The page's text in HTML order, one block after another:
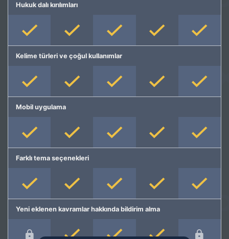
Hukuk dalı kırılımları
Kelime türleri ve çoğul kullanımlar
Mobil uygulama
Farklı tema seçenekleri
Yeni eklenen kavramlar hakkında bildirim alma